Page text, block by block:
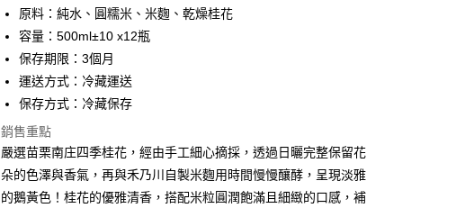
Apple Pay
街口支付
悠遊付
ATM付款
運送方式
冷藏7-11取貨(快速到店)
原料：純水、圓糯米、米麴、乾燥桂花
容量：500ml±10 x12瓶
保存期限：3個月
運送方式：冷藏運送
保存方式：冷藏保存
銷售重點
嚴選苗栗南庄四季桂花，經由手工細心摘採，透過日曬完整保留花
朵的色澤與香氣，再與禾乃川自製米麴用時間慢慢釀酵，呈現淡雅
的鵝黃色！桂花的優雅清香，搭配米粒圓潤飽滿且細緻的口感，補